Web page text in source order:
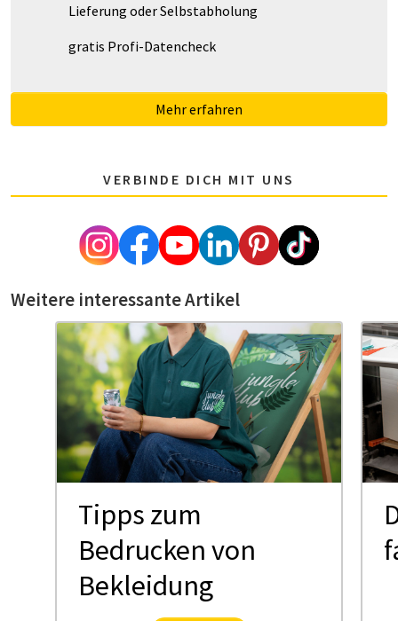
Lieferung oder Selbstabholung
gratis Profi-Datencheck
Mehr erfahren
VERBINDE DICH MIT UNS
Weitere interessante Artikel
Tipps zum
Bedrucken von
Bekleidung